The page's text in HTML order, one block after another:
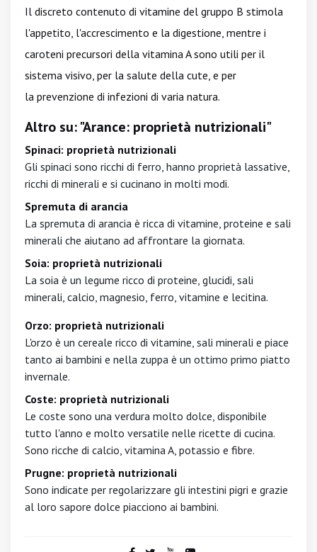
Il discreto contenuto di vitamine del gruppo B stimola
l'appetito, l'accrescimento e la digestione, mentre i
caroteni precursori della vitamina A sono utili per il
sistema visivo, per la salute della cute, e per
la prevenzione di infezioni di varia natura.
Altro su: "Arance: proprietà nutrizionali"
Spinaci: proprietà nutrizionali
Gli spinaci sono ricchi di ferro, hanno proprietà lassative,
ricchi di minerali e si cucinano in molti modi.
Spremuta di arancia
La spremuta di arancia è ricca di vitamine, proteine e sali
minerali che aiutano ad affrontare la giornata.
Soia: proprietà nutrizionali
La soia è un legume ricco di proteine, glucidi, sali
minerali, calcio, magnesio, ferro, vitamine e lecitina.
Orzo: proprietà nutrizionali
L'orzo è un cereale ricco di vitamine, sali minerali e piace
tanto ai bambini e nella zuppa è un ottimo primo piatto
invernale.
Coste: proprietà nutrizionali
Le coste sono una verdura molto dolce, disponibile
tutto l'anno e molto versatile nelle ricette di cucina.
Sono ricche di calcio, vitamina A, potassio e fibre.
Prugne: proprietà nutrizionali
Sono indicate per regolarizzare gli intestini pigri e grazie
al loro sapore dolce piacciono ai bambini.